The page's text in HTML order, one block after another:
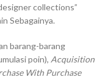
collections”
Sebagainya.
barang-barang
poin), Acquisition
With Purchase